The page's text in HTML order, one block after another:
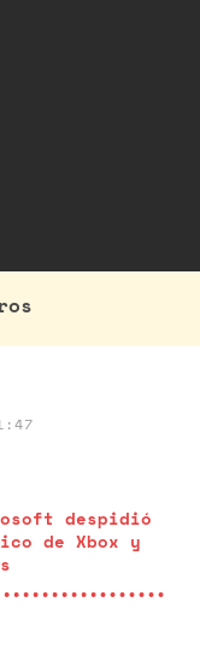
despidió
de Xbox y